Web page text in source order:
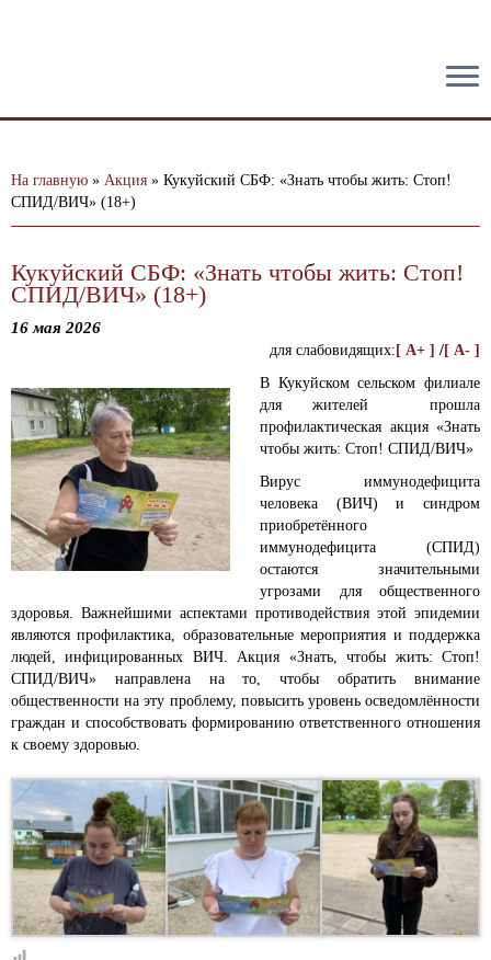
На главную » Акция » Кукуйский СБФ: «Знать чтобы жить: Стоп!
СПИД/ВИЧ» (18+)
Кукуйский СБФ: «Знать чтобы жить: Стоп!
СПИД/ВИЧ» (18+)
16 мая 2026
для слабовидящих: [ A+ ] /[ A- ]
В Кукуйском сельском филиале
для жителей прошла
профилактическая акция «Знать
чтобы жить: Стоп! СПИД/ВИЧ»
Вирус иммунодефицита
человека (ВИЧ) и синдром
приобретённого
иммунодефицита (СПИД)
остаются значительными
угрозами для общественного
здоровья. Важнейшими аспектами противодействия этой эпидемии
являются профилактика, образовательные мероприятия и поддержка
людей, инфицированных ВИЧ. Акция «Знать, чтобы жить: Стоп!
СПИД/ВИЧ» направлена на то, чтобы обратить внимание
общественности на эту проблему, повысить уровень осведомлённости
граждан и способствовать формированию ответственного отношения
к своему здоровью.